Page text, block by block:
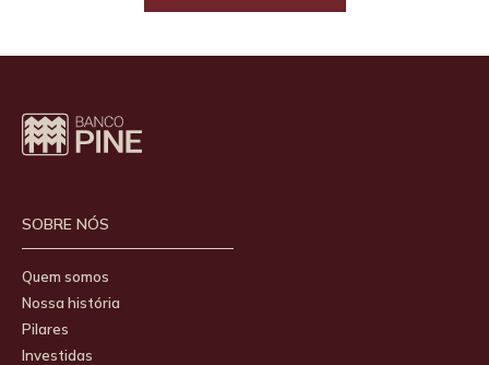
SOBRE NÓS
Quem somos
Nossa história
Pilares
Investidas